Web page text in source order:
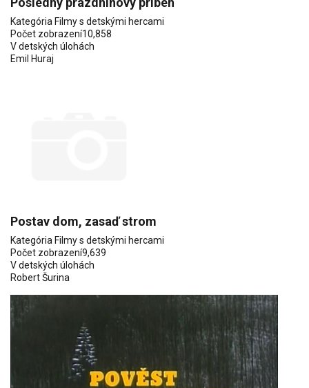
Kategória Filmy s detskými hercami
Počet zobrazení10,858
V detských úlohách
Emil Huraj
Postav dom, zasaď strom
Kategória Filmy s detskými hercami
Počet zobrazení9,639
V detských úlohách
Robert Šurina